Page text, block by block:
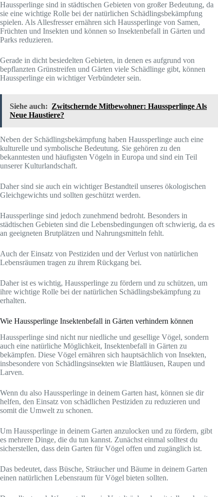
Haussperlinge sind in städtischen Gebieten von großer Bedeutung, da
sie eine wichtige Rolle bei der natürlichen Schädlingsbekämpfung
spielen. Als Allesfresser ernähren sich Haussperlinge von Samen,
Früchten und Insekten und können so Insektenbefall in Gärten und
Parks reduzieren.
Gerade in dicht besiedelten Gebieten, in denen es aufgrund von
bepflanzten Grünstreifen und Gärten viele Schädlinge gibt, können
Haussperlinge ein wichtiger Verbündeter sein.
Siehe auch: Zwitschernde Mitbewohner: Haussperlinge Als
Neue Haustiere?
Neben der Schädlingsbekämpfung haben Haussperlinge auch eine
kulturelle und symbolische Bedeutung. Sie gehören zu den
bekanntesten und häufigsten Vögeln in Europa und sind ein Teil
unserer Kulturlandschaft.
Daher sind sie auch ein wichtiger Bestandteil unseres ökologischen
Gleichgewichts und sollten geschützt werden.
Haussperlinge sind jedoch zunehmend bedroht. Besonders in
städtischen Gebieten sind die Lebensbedingungen oft schwierig, da es
an geeigneten Brutplätzen und Nahrungsmitteln fehlt.
Auch der Einsatz von Pestiziden und der Verlust von natürlichen
Lebensräumen tragen zu ihrem Rückgang bei.
Daher ist es wichtig, Haussperlinge zu fördern und zu schützen, um
ihre wichtige Rolle bei der natürlichen Schädlingsbekämpfung zu
erhalten.
Wie Haussperlinge Insektenbefall in Gärten verhindern können
Haussperlinge sind nicht nur niedliche und gesellige Vögel, sondern
auch eine natürliche Möglichkeit, Insektenbefall in Gärten zu
bekämpfen. Diese Vögel ernähren sich hauptsächlich von Insekten,
insbesondere von Schädlingsinsekten wie Blattläusen, Raupen und
Larven.
Wenn du also Haussperlinge in deinem Garten hast, können sie dir
helfen, den Einsatz von schädlichen Pestiziden zu reduzieren und
somit die Umwelt zu schonen.
Um Haussperlinge in deinem Garten anzulocken und zu fördern, gibt
es mehrere Dinge, die du tun kannst. Zunächst einmal solltest du
sicherstellen, dass dein Garten für Vögel offen und zugänglich ist.
Das bedeutet, dass Büsche, Sträucher und Bäume in deinem Garten
einen natürlichen Lebensraum für Vögel bieten sollten.